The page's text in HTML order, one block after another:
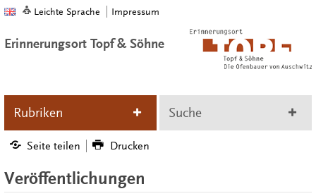
Leichte Sprache Impressum
Erinnerungsort Topf & Söhne
Rubriken Suche
Seite teilen Drucken
Veröffentlichungen